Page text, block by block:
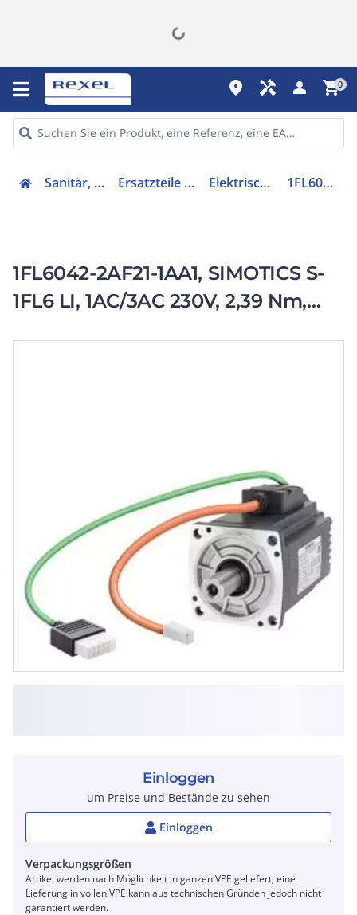
place handyman person shopping_cart0
Sanitär, Heizung, Klima Ersatzteile für Ausstattungen Elektrischer Servomotor 1FL60422AF211AA1
1FL6042-2AF21-1AA1, SIMOTICS S-
1FL6 LI, 1AC/3AC 230V, 2,39 Nm,
Einloggen
um Preise und Bestände zu sehen
Einloggen
Verpackungsgrößen
Artikel werden nach Möglichkeit in ganzen VPE geliefert; eine
Lieferung in vollen VPE kann aus technischen Gründen jedoch nicht
garantiert werden.